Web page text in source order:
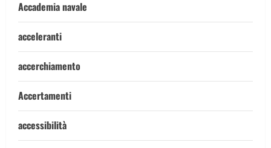
Accademia navale
acceleranti
accerchiamento
Accertamenti
accessibilità